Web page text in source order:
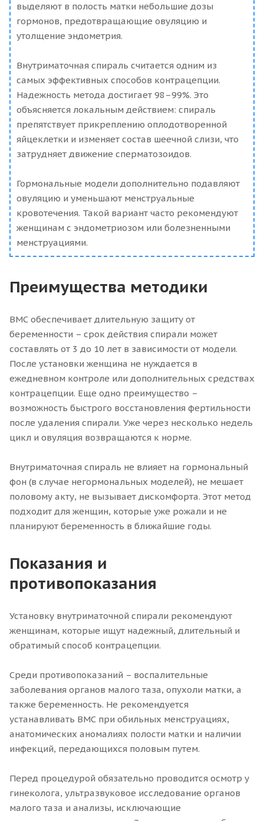
выделяют в полость матки небольшие дозы
гормонов, предотвращающие овуляцию и
утолщение эндометрия.
Внутриматочная спираль считается одним из
самых эффективных способов контрацепции.
Надежность метода достигает 98–99%. Это
объясняется локальным действием: спираль
препятствует прикреплению оплодотворенной
яйцеклетки и изменяет состав шеечной слизи, что
затрудняет движение сперматозоидов.
Гормональные модели дополнительно подавляют
овуляцию и уменьшают менструальные
кровотечения. Такой вариант часто рекомендуют
женщинам с эндометриозом или болезненными
менструациями.
Преимущества методики
ВМС обеспечивает длительную защиту от
беременности – срок действия спирали может
составлять от 3 до 10 лет в зависимости от модели.
После установки женщина не нуждается в
ежедневном контроле или дополнительных средствах
контрацепции. Еще одно преимущество –
возможность быстрого восстановления фертильности
после удаления спирали. Уже через несколько недель
цикл и овуляция возвращаются к норме.
Внутриматочная спираль не влияет на гормональный
фон (в случае негормональных моделей), не мешает
половому акту, не вызывает дискомфорта. Этот метод
подходит для женщин, которые уже рожали и не
планируют беременность в ближайшие годы.
Показания и
противопоказания
Установку внутриматочной спирали рекомендуют
женщинам, которые ищут надежный, длительный и
обратимый способ контрацепции.
Среди противопоказаний – воспалительные
заболевания органов малого таза, опухоли матки, а
также беременность. Не рекомендуется
устанавливать ВМС при обильных менструациях,
анатомических аномалиях полости матки и наличии
инфекций, передающихся половым путем.
Перед процедурой обязательно проводится осмотр у
гинеколога, ультразвуковое исследование органов
малого таза и анализы, исключающие